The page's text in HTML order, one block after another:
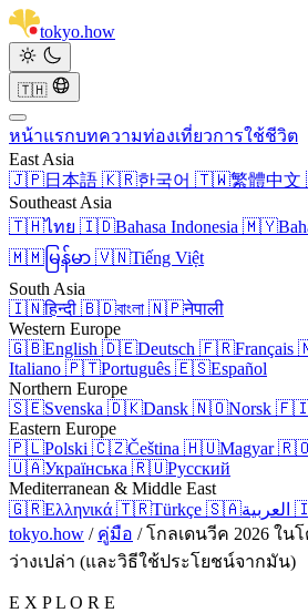
tokyo.how
🇹🇭
หน้าแรกบทความท่องเที่ยวการใช้ชีวิต
East Asia
🇯🇵日本語 🇰🇷한국어 🇹🇼繁體中文
Southeast Asia
🇹🇭ไทย 🇮🇩Bahasa Indonesia 🇲🇾
🇲🇲 မြန်မာ 🇻🇳Tiếng Việt
South Asia
🇮🇳हिन्दी 🇧🇩বাংলা 🇳🇵नेपाली
Western Europe
🇬🇧English 🇩🇪Deutsch 🇫🇷Français
Italiano 🇵🇹Português 🇪🇸Español
Northern Europe
🇸🇪Svenska 🇩🇰Dansk 🇳🇴Norsk
Eastern Europe
🇵🇱Polski 🇨🇿Čeština 🇭🇺Magyar
🇺🇦Українська 🇷🇺Русский
Mediterranean & Middle East
🇬🇷Ελληνικά 🇹🇷Türkçe 🇸🇦
tokyo.how / คู่มือ / โกลเดนวีค 2026 ใน
ว่างเปล่า (และวิธีใช้ประโยชน์จากมัน)
E X P L O R E